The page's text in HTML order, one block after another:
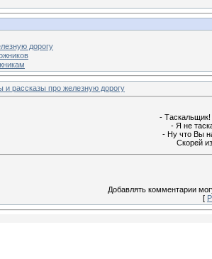
дорогу
и рассказы про железную дорогу
- Таскальщик!
- Я не
- Ну что Вы
Скорей
Добавлять комментарии
[